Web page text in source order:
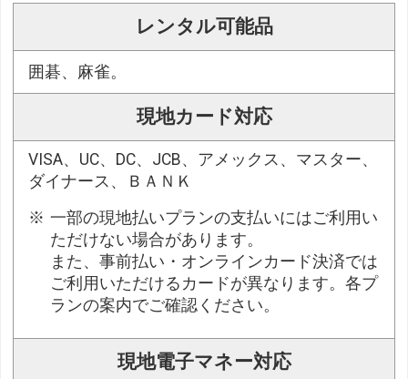
レンタル可能品
囲碁、麻雀。
現地カード対応
VISA、UC、DC、JCB、アメックス、マスター、
ダイナース、ＢＡＮＫ
一部の現地払いプランの支払いにはご利用い
ただけない場合があります。
また、事前払い・オンラインカード決済では
ご利用いただけるカードが異なります。各プ
ランの案内でご確認ください。
現地電子マネー対応